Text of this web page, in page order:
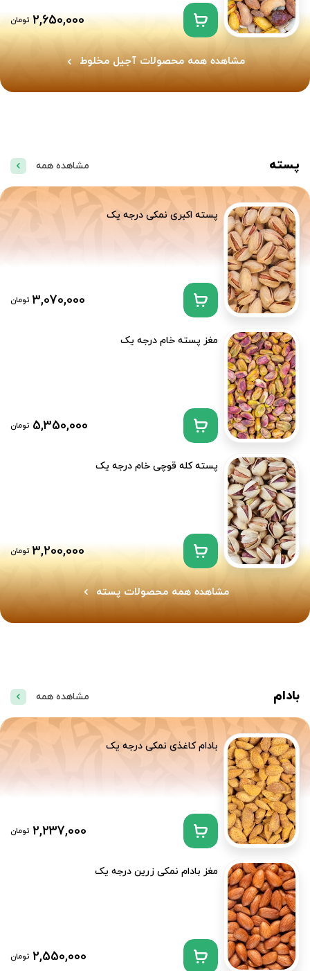
2,650,000 تومان
مشاهده همه محصولات آجیل مخلوط
پسته مشاهده همه
پسته اکبری نمکی درجه یک
3,070,000 تومان
مغز پسته خام درجه یک
5,350,000 تومان
پسته کله قوچی خام درجه یک
3,200,000 تومان
مشاهده همه محصولات پسته
بادام مشاهده همه
بادام کاغذی نمکی درجه یک
2,237,000 تومان
مغز بادام نمکی زرین درجه یک
2,550,000 تومان